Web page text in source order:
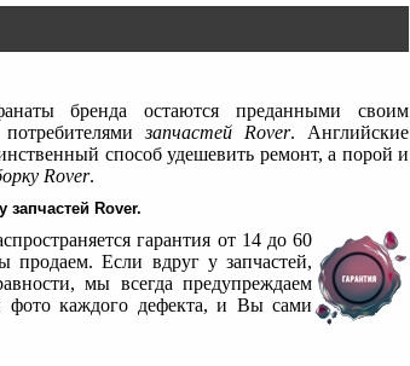
бренда остаются преданными своим
запчастей Rover. Английские
способ удешевить ремонт, а порой и
Rover.
запчастей Rover.
гарантия от 14 до 60
Если вдруг у запчастей,
мы всегда предупреждаем
фото каждого дефекта, и Вы сами